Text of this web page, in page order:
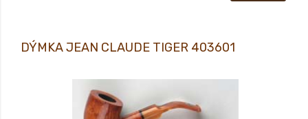
DÝMKA JEAN CLAUDE TIGER 403601